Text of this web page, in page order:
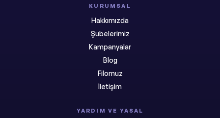
KURUMSAL
Hakkımızda
Şubelerimiz
Kampanyalar
Blog
Filomuz
İletişim
YARDIM VE YASAL